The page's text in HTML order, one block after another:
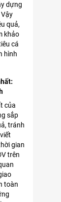
dựng
quả,
khảo
cá
hình
của
sắp
tránh
gian
trên
toàn